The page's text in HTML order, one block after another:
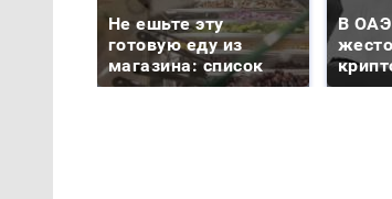
Не ешьте эту
готовую еду из
магазина: список
В